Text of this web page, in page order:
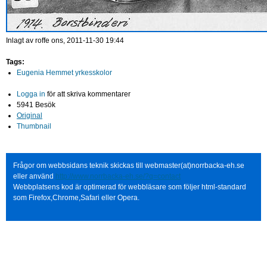
Inlagt av roffe ons, 2011-11-30 19:44
Tags:
Eugenia Hemmet yrkesskolor
Logga in för att skriva kommentarer
5941 Besök
Original
Thumbnail
Frågor om webbsidans teknik skickas till webmaster(at)norrbacka-eh.se
eller använd http://www.norrbacka-eh.se/?q=contact
Webbplatsens kod är optimerad för webbläsare som följer html-standard
som Firefox,Chrome,Safari eller Opera.